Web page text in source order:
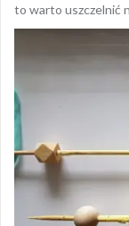
to warto uszczelnić